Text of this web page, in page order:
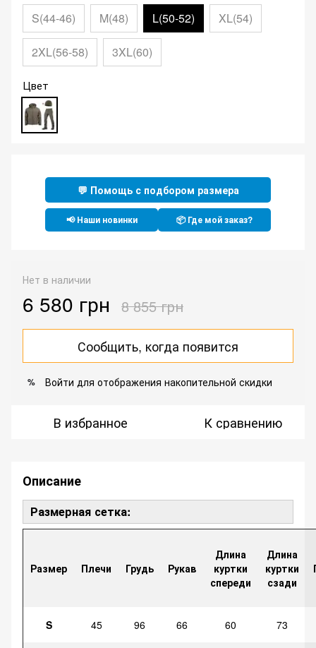
S(44-46) M(48) L(50-52) XL(54)
2XL(56-58) 3XL(60)
Цвет
💬 Помощь с подбором размера
📢 Наши новинки 📦 Где мой заказ?
Нет в наличии
6 580 грн 8 855 грн
Сообщить, когда появится
% Войти для отображения накопительной скидки
В избранное К сравнению
Описание
Размерная сетка:
Размер Плечи Грудь Рукав
Длина
куртки
спереди
Длина
куртки
сзади
S 45 96 66 60 73